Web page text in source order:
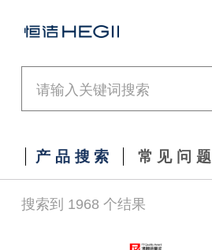
产品搜索 常见问题
搜索到 1968 个结果